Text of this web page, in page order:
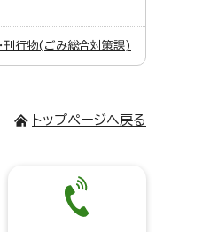
刊行物(ごみ総合対策課)
トップページへ戻る